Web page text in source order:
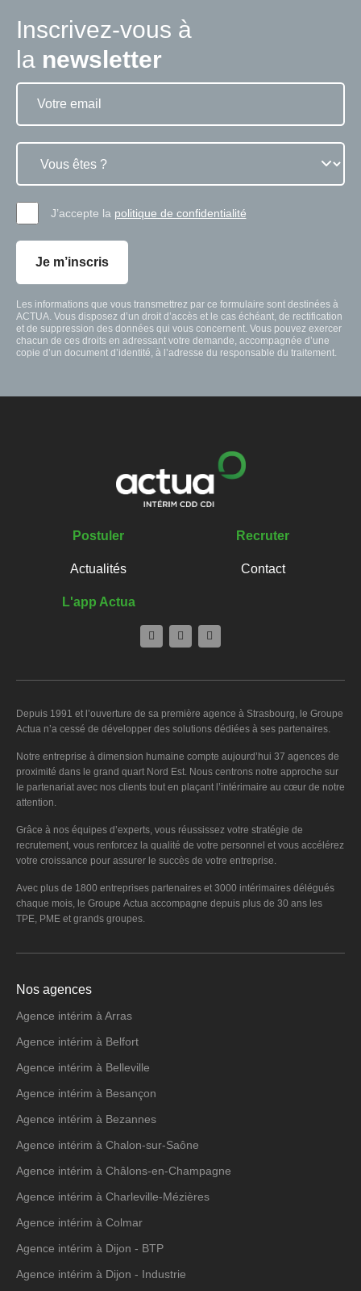
Inscrivez-vous à
la newsletter
J’accepte la politique de confidentialité
Je m’inscris
Les informations que vous transmettrez par ce formulaire sont destinées à
ACTUA. Vous disposez d’un droit d’accès et le cas échéant, de rectification
et de suppression des données qui vous concernent. Vous pouvez exercer
chacun de ces droits en adressant votre demande, accompagnée d’une
copie d’un document d’identité, à l’adresse du responsable du traitement.
Postuler Recruter
Actualités Contact
L'app Actua
Depuis 1991 et l’ouverture de sa première agence à Strasbourg, le Groupe
Actua n’a cessé de développer des solutions dédiées à ses partenaires.
Notre entreprise à dimension humaine compte aujourd’hui 37 agences de
proximité dans le grand quart Nord Est. Nous centrons notre approche sur
le partenariat avec nos clients tout en plaçant l’intérimaire au cœur de notre
attention.
Grâce à nos équipes d’experts, vous réussissez votre stratégie de
recrutement, vous renforcez la qualité de votre personnel et vous accélérez
votre croissance pour assurer le succès de votre entreprise.
Avec plus de 1800 entreprises partenaires et 3000 intérimaires délégués
chaque mois, le Groupe Actua accompagne depuis plus de 30 ans les
TPE, PME et grands groupes.
Nos agences
Agence intérim à Arras
Agence intérim à Belfort
Agence intérim à Belleville
Agence intérim à Besançon
Agence intérim à Bezannes
Agence intérim à Chalon-sur-Saône
Agence intérim à Châlons-en-Champagne
Agence intérim à Charleville-Mézières
Agence intérim à Colmar
Agence intérim à Dijon - BTP
Agence intérim à Dijon - Industrie